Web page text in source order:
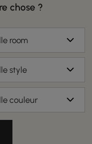
chose ?
room
style
couleur